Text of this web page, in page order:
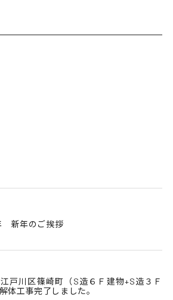
新年のご挨拶
戸川区篠崎町（S造６Ｆ建物+S造３Ｆ
体工事完了しました。